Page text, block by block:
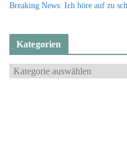
Breaking News: Ich höre auf zu
Kategorien
K